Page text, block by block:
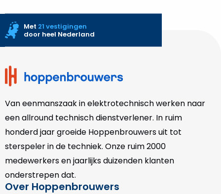
Site
Met 21 vestigingen
door heel Nederland
Van eenmanszaak in elektrotechnisch werken naar
een allround technisch dienstverlener. In ruim
honderd jaar groeide Hoppenbrouwers uit tot
sterspeler in de techniek. Onze ruim 2000
medewerkers en jaarlijks duizenden klanten
onderstrepen dat.
Over Hoppenbrouwers